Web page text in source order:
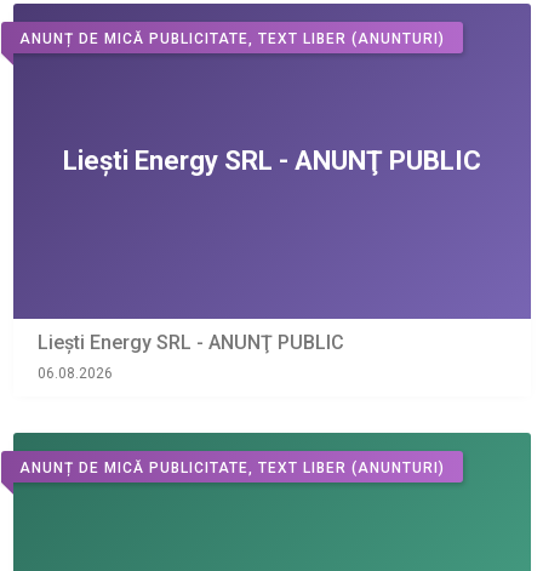
ANUNȚ DE MICĂ PUBLICITATE, TEXT LIBER (ANUNTURI)
Liești Energy SRL - ANUNŢ PUBLIC
06.08.2026
ANUNȚ DE MICĂ PUBLICITATE, TEXT LIBER (ANUNTURI)